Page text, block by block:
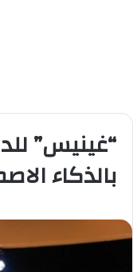
“غينيس”
بالذكاء